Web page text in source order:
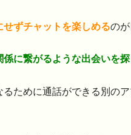
せずチャットを楽しめるのが
係に繋がるような出会いを
ために通話ができる別の